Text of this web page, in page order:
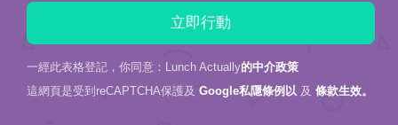
一經此表格登記，你同意：Lunch Actually的中介政策
這網頁是受到reCAPTCHA保護及 Google私隱條例以 及 條款生效。